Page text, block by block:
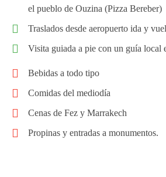
el pueblo de Ouzina (Pizza Bereber)
Traslados desde aeropuerto ida y
Visita guiada a pie con un guía local
Bebidas a todo tipo
Comidas del mediodía
Cenas de Fez y Marrakech
Propinas y entradas a monumentos.